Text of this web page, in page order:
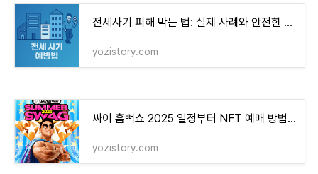
전세사기 피해 막는 법: 실제 사례와 안전한 체크리스트
yozistory.com
싸이 흠뻑쇼 2025 일정부터 NFT 예매 방법까지 총정리!
yozistory.com